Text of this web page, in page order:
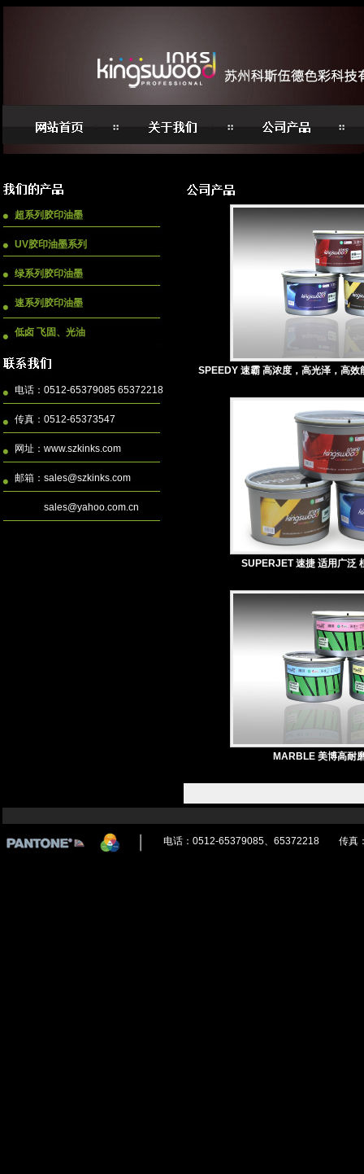
超系列胶印油墨
UV胶印油墨系列
绿系列胶印油墨
速系列胶印油墨
低卤 飞固、光油
电话：0512-65379085 65372218
传真：0512-65373547
网址： www.szkinks.com
邮箱： sales@szkinks.com
sales@yahoo.com.cn
SPEEDY 速霸 高浓度，高光泽，高
SUPERJET 速捷 适用广泛
MARBLE 美博高耐
电话：0512-65379085、65372218 传